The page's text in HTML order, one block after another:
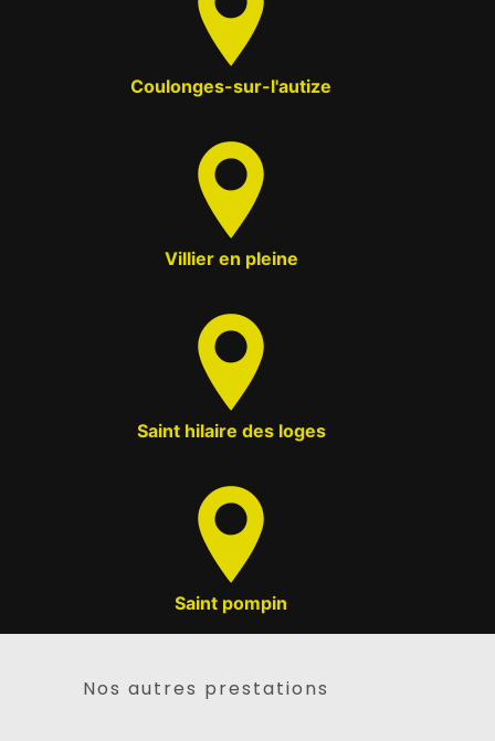
Coulonges-sur-l'autize
Villier en pleine
Saint hilaire des loges
Saint pompin
Nos autres prestations